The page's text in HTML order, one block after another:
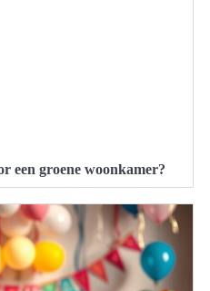
een groene woonkamer?